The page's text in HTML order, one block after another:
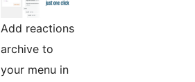
Add reactions
archive to
your menu in